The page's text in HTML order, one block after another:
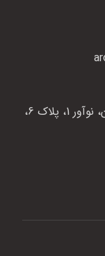
تهران، شهرک صنعتی پرند، خیابان نوآوران، نوآور 1، پلاک 6،